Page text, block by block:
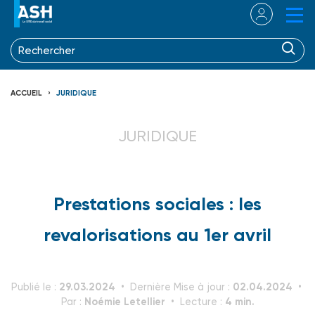
ACCUEIL JURIDIQUE
JURIDIQUE
Prestations sociales : les
revalorisations au 1er avril
Publié le : 29.03.2024 Dernière Mise à jour : 02.04.2024
Par : Noémie Letellier Lecture : 4 min.